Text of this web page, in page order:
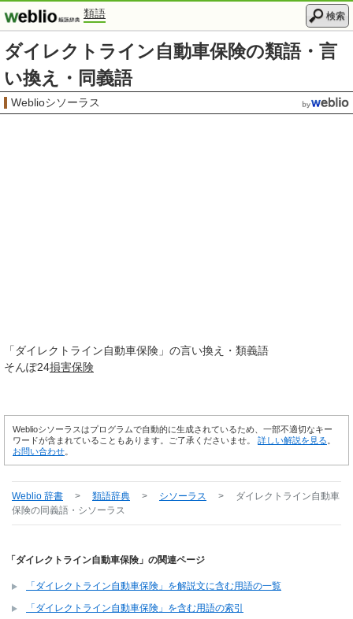
類語 検索
ダイレクトライン自動車保険の類語・言
い換え・同義語
Weblioシソーラス
「 ダイレクトライン自動車保険 」の言い換え・類義語
そんぽ24損害保険
Weblioシソーラスはプログラムで自動的に生成されているため、一部不適切なキー
ワードが含まれていることもあります。ご了承くださいませ。 詳しい解説を見る
お問い合わせ
Weblio 辞書 > 類語辞典 > シソーラス >
ダイレクトライン自動車
保険の同義語・シソーラス
「ダイレクトライン自動車保険」の関連ページ
「ダイレクトライン自動車保険」を解説文に含む用語の一覧
「ダイレクトライン自動車保険」を含む用語の索引